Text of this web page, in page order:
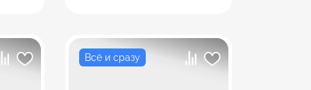
Всё и сразу